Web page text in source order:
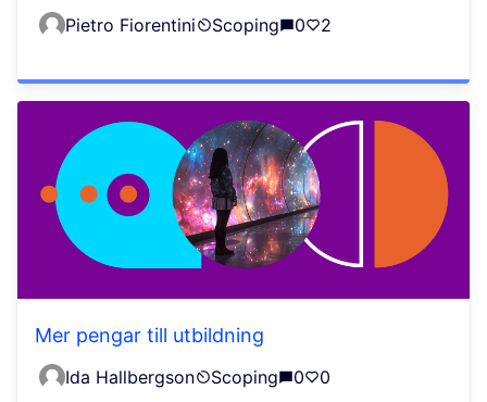
Pietro Fiorentini Scoping 0 2
Mer pengar till utbildning
Ida Hallbergson Scoping 0 0